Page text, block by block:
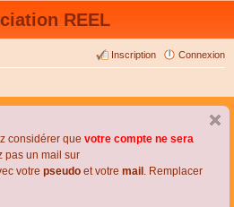
REEL
Connexion
Inscription
considérer que votre compte ne sera
pas un mail sur
votre pseudo et votre mail . Remplacer